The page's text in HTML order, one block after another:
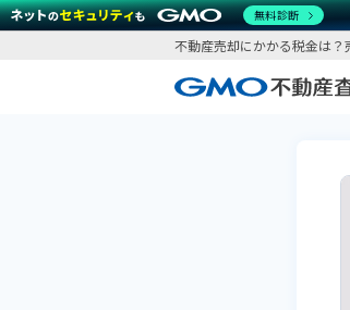
不動産売却にかかる税金は
無料診断